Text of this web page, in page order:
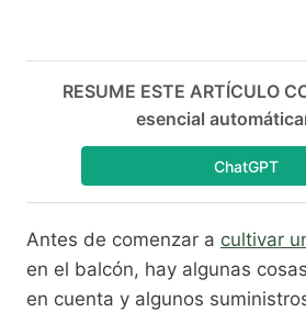
RESUME ESTE ARTÍCULO
esencial
ChatGPT
Antes de comenzar a cultivar
en el balcón, hay algunas
en cuenta y algunos